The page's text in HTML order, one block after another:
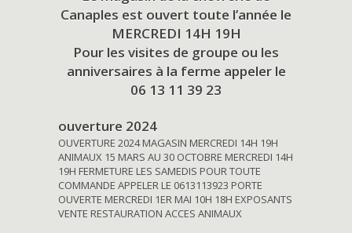
Canaples est ouvert toute l’année le
MERCREDI 14H 19H
Pour les visites de groupe ou les
anniversaires à la ferme appeler le
06 13 11 39 23
ouverture 2024
OUVERTURE 2024 MAGASIN MERCREDI 14H 19H
ANIMAUX 15 MARS AU 30 OCTOBRE MERCREDI 14H
19H FERMETURE LES SAMEDIS POUR TOUTE
COMMANDE APPELER LE 0613113923 PORTE
OUVERTE MERCREDI 1ER MAI 10H 18H EXPOSANTS
VENTE RESTAURATION ACCES ANIMAUX